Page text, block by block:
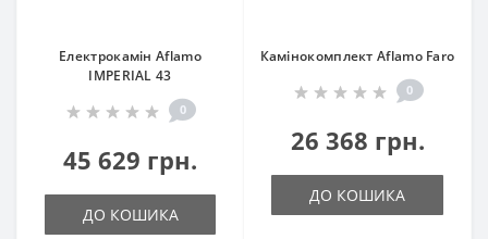
Електрокамін Aflamo
IMPERIAL 43
0
45 629 грн.
ДО КОШИКА
Камінокомплект Aflamo Faro
0
26 368 грн.
ДО КОШИКА